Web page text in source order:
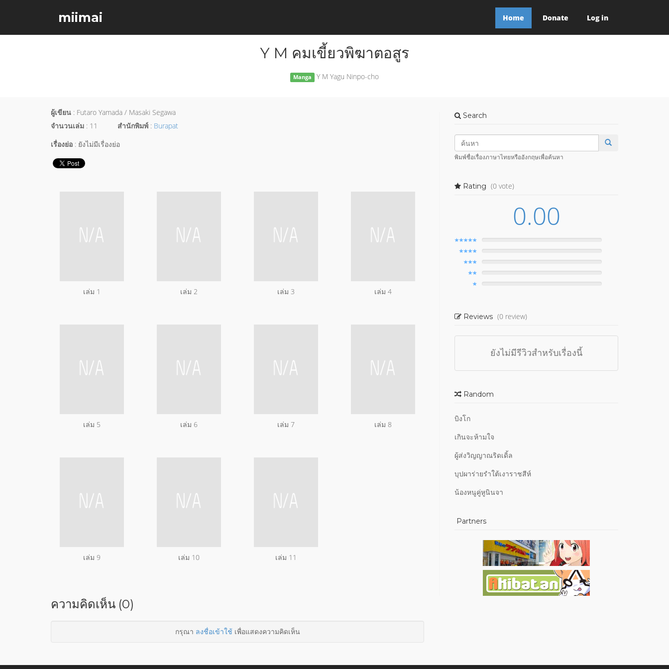
miimai Home Donate Log in
Y M คมเขี้ยวพิฆาตอสูร
Manga Y M Yagu Ninpo-cho
ผู้เขียน : Futaro Yamada / Masaki Segawa
จำนวนเล่ม : 11 สำนักพิมพ์ : Burapat
เรื่องย่อ : ยังไม่มีเรื่องย่อ
เล่ม 1 เล่ม 2 เล่ม 3 เล่ม 4
เล่ม 5 เล่ม 6 เล่ม 7 เล่ม 8
เล่ม 9 เล่ม 10 เล่ม 11
ความคิดเห็น (0)
กรุณา ลงชื่อเข้าใช้เพื่อแสดงความคิดเห็น
Search
พิมพ์ชื่อเรื่องภาษาไทยหรืออังกฤษเพื่อค้นหา
Rating (0 vote)
0.00
Reviews (0 review)
ยังไม่มีรีวิวสำหรับเรื่องนี้
Random
บิงโก
เกินจะห้ามใจ
ผู้ส่งวิญญาณริดเดิ้ล
บุปผาร่ายรำใต้เงาราชสีห์
น้องหนูคู่หูนินจา
Partners